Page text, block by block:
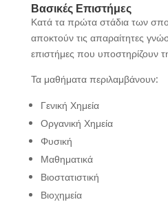
Βασικές Επιστήμες
Κατά τα πρώτα στάδια των
αποκτούν τις απαραίτητες
επιστήμες που υποστηρίζουν
Τα μαθήματα περιλαμβάνουν:
Γενική Χημεία
Οργανική Χημεία
Φυσική
Μαθηματικά
Βιοστατιστική
Βιοχημεία